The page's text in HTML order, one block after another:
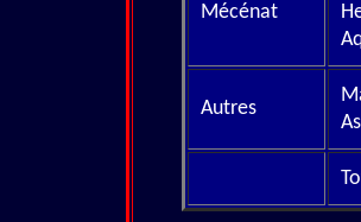
Mécénat
Autres